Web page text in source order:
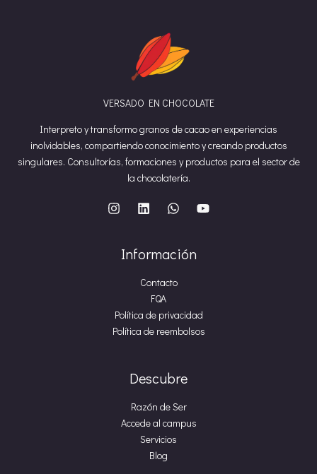
VERSADO EN CHOCOLATE
Interpreto y transformo granos de cacao en experiencias
inolvidables, compartiendo conocimiento y creando productos
singulares. Consultorías, formaciones y productos para el sector de
la chocolatería.
Información
Contacto
FQA
Política de privacidad
Política de reembolsos
Descubre
Razón de Ser
Accede al campus
Servicios
Blog